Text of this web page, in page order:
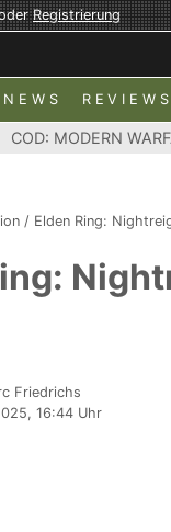
Registrierung
NEWS REVIEWS
COD: MODERN
/ Elden Ring:
Friedrichs
16:44 Uhr